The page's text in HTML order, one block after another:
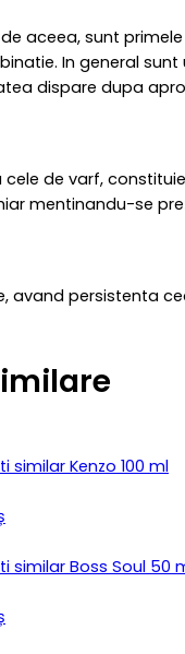
aceea, sunt
In general sunt
dispare dupa
de varf,
mentinandu-se
avand persistenta
similar Kenzo 100 ml
similar Boss Soul 50